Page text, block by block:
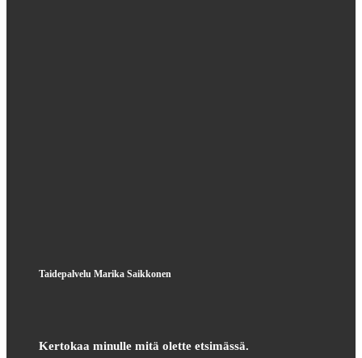
Taidepalvelu Marika Saikkonen
Kertokaa minulle mitä olette etsimässä.